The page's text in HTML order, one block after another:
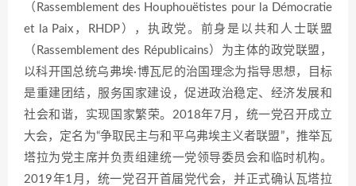
（Rassemblement des Houphouëtistes pour la Démocratie
et la Paix，RHDP），执政党。前身是以共和人士联盟
（Rassemblement des Républicains）为主体的政党联盟，
以科开国总统乌弗埃·博瓦尼的治国理念为指导思想，目标
是重建团结，服务国家建设，促进政治稳定、经济发展和
社会和谐，实现国家繁荣。2018年7月，统一党召开成立
大会，定名为“争取民主与和平乌弗埃主义者联盟”，推举瓦
塔拉为党主席并负责组建统一党领导委员会和临时机构。
2019年1月，统一党召开首届党代会，并正式确认瓦塔拉